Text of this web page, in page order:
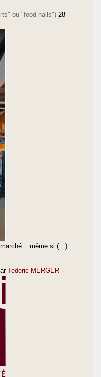
ou "food halls") 28
même si (…)
Tederic MERGER